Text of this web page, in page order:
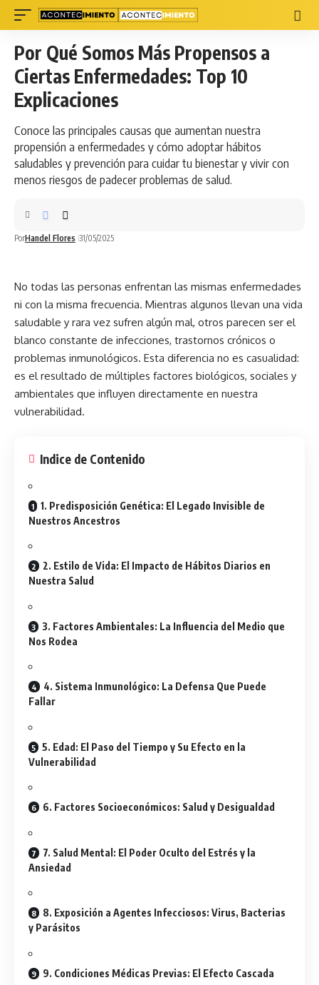
Por Qué Somos Más Propensos a
Ciertas Enfermedades: Top 10
Explicaciones
Conoce las principales causas que aumentan nuestra
propensión a enfermedades y cómo adoptar hábitos
saludables y prevención para cuidar tu bienestar y vivir con
menos riesgos de padecer problemas de salud.
PorHandel Flores 31/05/2025
No todas las personas enfrentan las mismas enfermedades
ni con la misma frecuencia. Mientras algunos llevan una vida
saludable y rara vez sufren algún mal, otros parecen ser el
blanco constante de infecciones, trastornos crónicos o
problemas inmunológicos. Esta diferencia no es casualidad:
es el resultado de múltiples factores biológicos, sociales y
ambientales que influyen directamente en nuestra
vulnerabilidad.
Indice de Contenido
1. Predisposición Genética: El Legado Invisible de
Nuestros Ancestros
2. Estilo de Vida: El Impacto de Hábitos Diarios en
Nuestra Salud
3. Factores Ambientales: La Influencia del Medio que
Nos Rodea
4. Sistema Inmunológico: La Defensa Que Puede
Fallar
5. Edad: El Paso del Tiempo y Su Efecto en la
Vulnerabilidad
6. Factores Socioeconómicos: Salud y Desigualdad
7. Salud Mental: El Poder Oculto del Estrés y la
Ansiedad
8. Exposición a Agentes Infecciosos: Virus, Bacterias
y Parásitos
9. Condiciones Médicas Previas: El Efecto Cascada